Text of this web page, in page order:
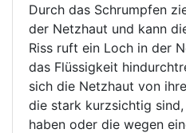
Durch das Schrumpfen
der Netzhaut und kann
Riss ruft ein Loch in der
das Flüssigkeit
sich die Netzhaut von
die stark kurzsichtig
haben oder die wegen